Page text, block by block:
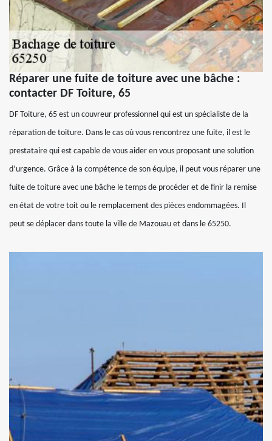
Réparer une fuite de toiture avec une bâche :
contacter DF Toiture, 65
DF Toiture, 65 est un couvreur professionnel qui est un spécialiste de la
réparation de toiture. Dans le cas où vous rencontrez une fuite, il est le
prestataire qui est capable de vous aider en vous proposant une solution
d’urgence. Grâce à la compétence de son équipe, il peut vous réparer une
fuite de toiture avec une bâche le temps de procéder et de finir la remise
en état de votre toit ou le remplacement des pièces endommagées. Il
peut se déplacer dans toute la ville de Mazouau et dans le 65250.